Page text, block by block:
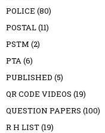
POLICE (80)
POSTAL(11)
PSTM (2)
PTA(6)
PUBLISHED (5)
QR CODE VIDEOS (19)
QUESTION PAPERS (100)
R H LIST(19)